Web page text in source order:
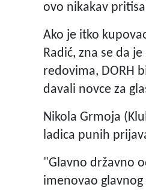
ovo nikakav
Ako je itko
Radić, zna se da
redovima, DORH
davali novce za
Nikola Grmoja
ladica punih
"Glavno državno
imenovao